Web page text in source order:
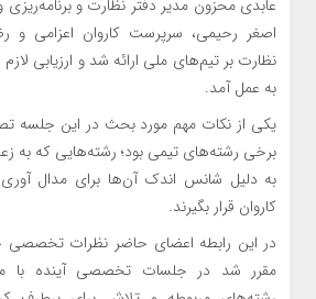
عابدی محزون مدیر دفتر نظارت و
اصغر رحیمی، سرپرست کاروان اعزامی و
نظارت بر تیم‌های ملی ارائه شد و ارزیابی لازم
به عمل آمد.
یکی از نکات مهم مورد بحث در این
برخی رشته‌های تیمی بود؛ رشته‌هایی که به
به دلیل شانس اندک آن‌ها برای مدال
کاروان قرار بگیرند.
در این رابطه اعضای حاضر نظرات تخصصی
مقرر شد در جلسات تخصصی آینده با